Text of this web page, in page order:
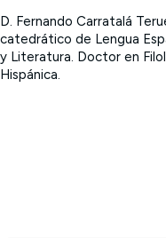
D. Fernando Carratalá
catedrático de Lengua
y Literatura. Doctor en
Hispánica.